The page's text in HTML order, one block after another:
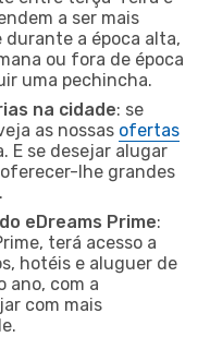
a ser mais
durante a época alta,
ou fora de época
uma pechincha.
na cidade: se
as nossas ofertas
E se desejar alugar
lhe grandes
eDreams Prime:
terá acesso a
hotéis e aluguer de
ano, com a
com mais